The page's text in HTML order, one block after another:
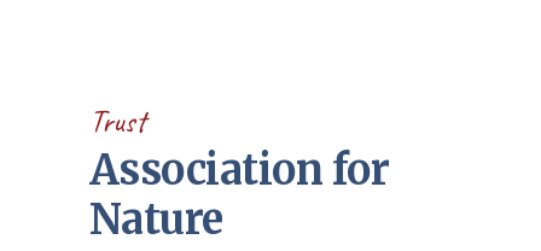
Trust
Association for
Nature